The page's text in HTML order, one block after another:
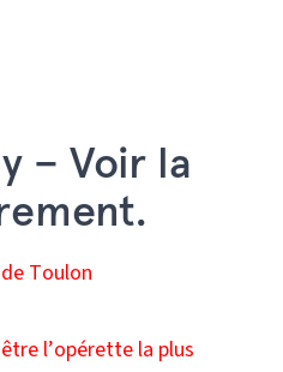
– Voir la
Toulon
l’opérette la plus